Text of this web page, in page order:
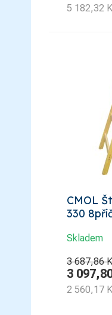
5 182,32
CMOL
330
Skladem
3 687,86
3
2 560,17